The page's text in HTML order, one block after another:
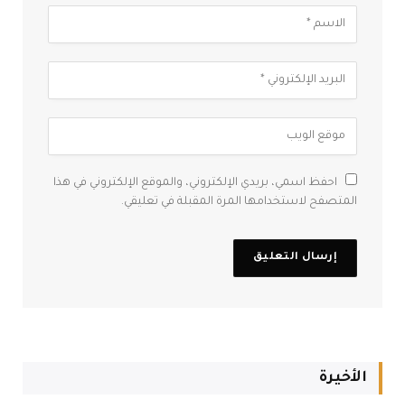
احفظ اسمي، بريدي الإلكتروني، والموقع الإلكتروني في هذا
المتصفح لاستخدامها المرة المقبلة في تعليقي.
الأخيرة